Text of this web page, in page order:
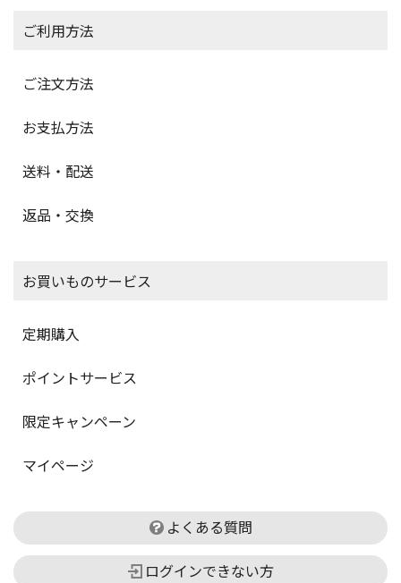
ご利用方法
ご注文方法
お支払方法
送料・配送
返品・交換
お買いものサービス
定期購入
ポイントサービス
限定キャンペーン
マイページ
よくある質問
ログインできない方